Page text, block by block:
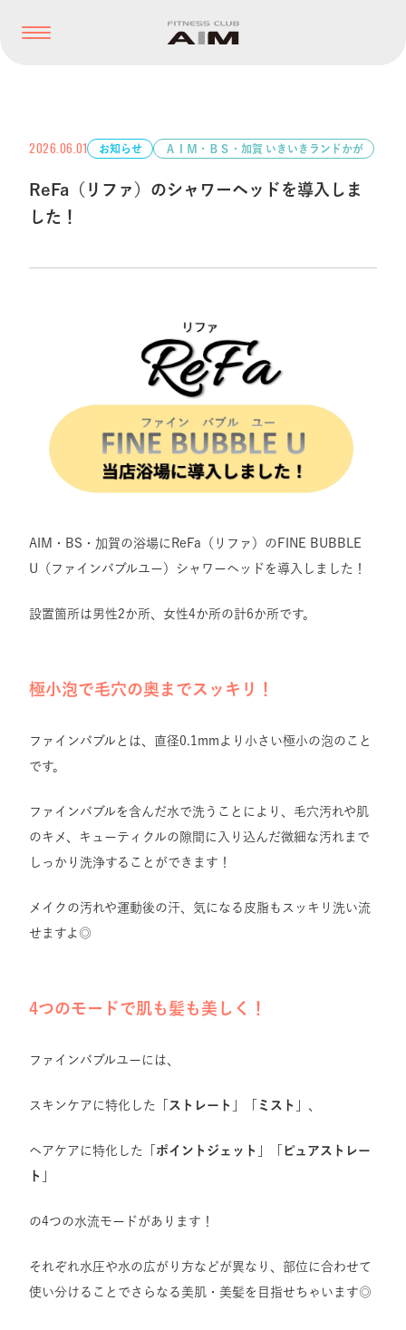
2026.06.01 お知らせ ＡＩＭ・ＢＳ・加賀 いきいきランドかが
ReFa（リファ）のシャワーヘッドを導入しま
した！
AIM・BS・加賀の浴場にReFa（リファ）のFINE BUBBLE
U（ファインバブルユー）シャワーヘッドを導入しました！
設置箇所は男性2か所、女性4か所の計6か所です。
極小泡で毛穴の奥までスッキリ！
ファインバブルとは、直径0.1mmより小さい極小の泡のこと
です。
ファインバブルを含んだ水で洗うことにより、毛穴汚れや肌
のキメ、キューティクルの隙間に入り込んだ微細な汚れまで
しっかり洗浄することができます！
メイクの汚れや運動後の汗、気になる皮脂もスッキリ洗い流
せますよ◎
4つのモードで肌も髪も美しく！
ファインバブルユーには、
スキンケアに特化した「 ストレート ミスト 」、
ヘアケアに特化した「 ポイントジェット
ピュアストレー
ト
の4つの水流モードがあります！
それぞれ水圧や水の広がり方などが異なり、部位に合わせて
使い分けることでさらなる美肌・美髪を目指せちゃいます◎